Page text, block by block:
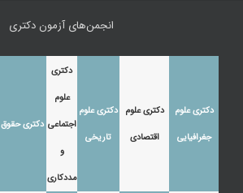
انجمن‌های آزمون دکتری
دکتری علوم
جغرافیایی
دکتری علوم
اقتصادی
دکتری علوم
تاریخی
دکتری
علوم
اجتماعی
و
مددکاری
دکتری حقوق